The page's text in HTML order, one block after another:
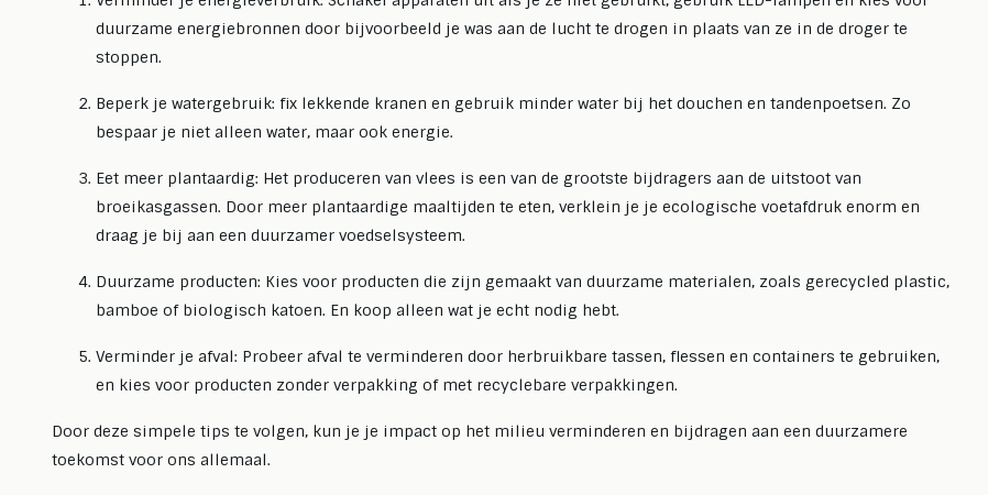
duurzame energiebronnen door bijvoorbeeld je was aan de lucht te drogen in plaats van ze in de droger te
stoppen.
Beperk je watergebruik: fix lekkende kranen en gebruik minder water bij het douchen en tandenpoetsen. Zo
bespaar je niet alleen water, maar ook energie.
Eet meer plantaardig: Het produceren van vlees is een van de grootste bijdragers aan de uitstoot van
broeikasgassen. Door meer plantaardige maaltijden te eten, verklein je je ecologische voetafdruk enorm en
draag je bij aan een duurzamer voedselsysteem.
Duurzame producten: Kies voor producten die zijn gemaakt van duurzame materialen, zoals gerecycled plastic,
bamboe of biologisch katoen. En koop alleen wat je echt nodig hebt.
Verminder je afval: Probeer afval te verminderen door herbruikbare tassen, flessen en containers te gebruiken,
en kies voor producten zonder verpakking of met recyclebare verpakkingen.
Door deze simpele tips te volgen, kun je je impact op het milieu verminderen en bijdragen aan een duurzamere
toekomst voor ons allemaal.
Lees meer Lees meer
positief inkopen